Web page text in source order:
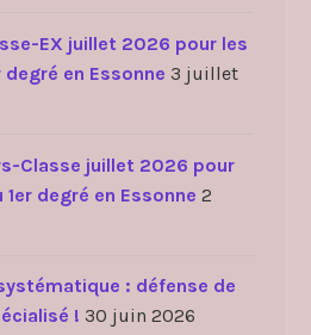
EX juillet 2026 pour les
en Essonne 3 juillet
Classe juillet 2026 pour
degré en Essonne 2
: défense de
! 30 juin 2026